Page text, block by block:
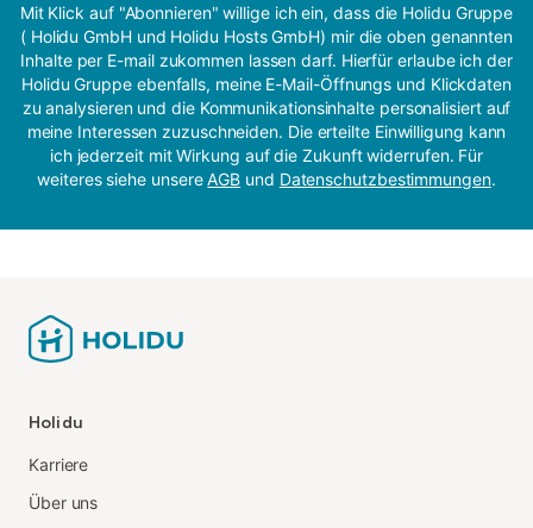
Mit Klick auf "Abonnieren" willige ich ein, dass die Holidu Gruppe
( Holidu GmbH und Holidu Hosts GmbH) mir die oben genannten
Inhalte per E-mail zukommen lassen darf. Hierfür erlaube ich der
Holidu Gruppe ebenfalls, meine E-Mail-Öffnungs und Klickdaten
zu analysieren und die Kommunikationsinhalte personalisiert auf
meine Interessen zuzuschneiden. Die erteilte Einwilligung kann
ich jederzeit mit Wirkung auf die Zukunft widerrufen. Für
weiteres siehe unsereAGB und Datenschutzbestimmungen.
Holidu
Karriere
Über uns